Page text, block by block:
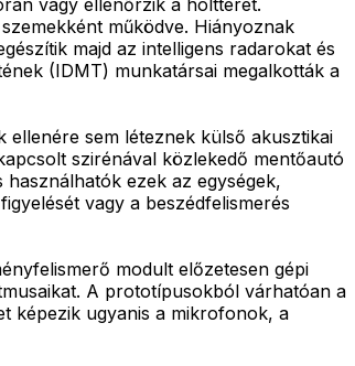
működve. Hiányoznak
majd az intelligens radarokat és
(IDMT) munkatársai megalkották a
ellenére sem léteznek külső akusztikai
szirénával közlekedő mentőautó
ezek az egységek,
vagy a beszédfelismerés
modult előzetesen gépi
A prototípusokból várhatóan a
képezik ugyanis a mikrofonok, a